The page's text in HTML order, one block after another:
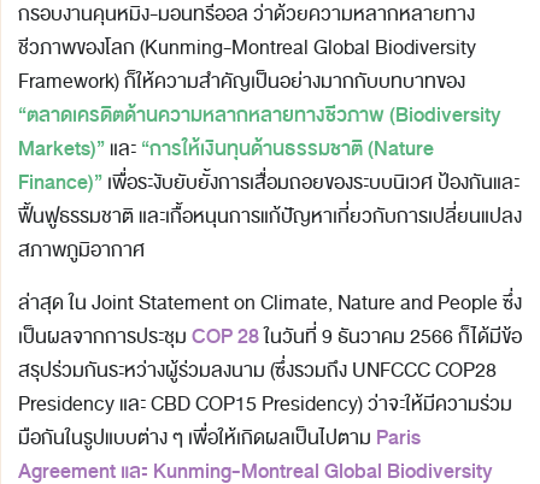
กรอบงานคุนหมิง-มอนทรีออล ว่าด้วยความหลากหลายทาง
ชีวภาพของโลก (Kunming-Montreal Global Biodiversity
Framework) ก็ให้ความสำคัญเป็นอย่างมากกับบทบาทของ
“ตลาดเครดิตด้านความหลากหลายทางชีวภาพ (Biodiversity
Markets)”และ“การให้เงินทุนด้านธรรมชาติ (Nature
Finance)”เพื่อระงับยับยั้งการเสื่อมถอยของระบบนิเวศ ป้องกันและ
ฟื้นฟูธรรมชาติ และเกื้อหนุนการแก้ปัญหาเกี่ยวกับการเปลี่ยนแปลง
สภาพภูมิอากาศ
ล่าสุด ใน Joint Statement on Climate, Nature and People ซึ่ง
เป็นผลจากการประชุมCOP 28ในวันที่ 9 ธันวาคม 2566 ก็ได้มีข้อ
สรุปร่วมกันระหว่างผู้ร่วมลงนาม (ซึ่งรวมถึง UNFCCC COP28
Presidency และ CBD COP15 Presidency) ว่าจะให้มีความร่วม
มือกันในรูปแบบต่าง ๆ เพื่อให้เกิดผลเป็นไปตาม Paris
Agreement และ Kunming-Montreal Global Biodiversity